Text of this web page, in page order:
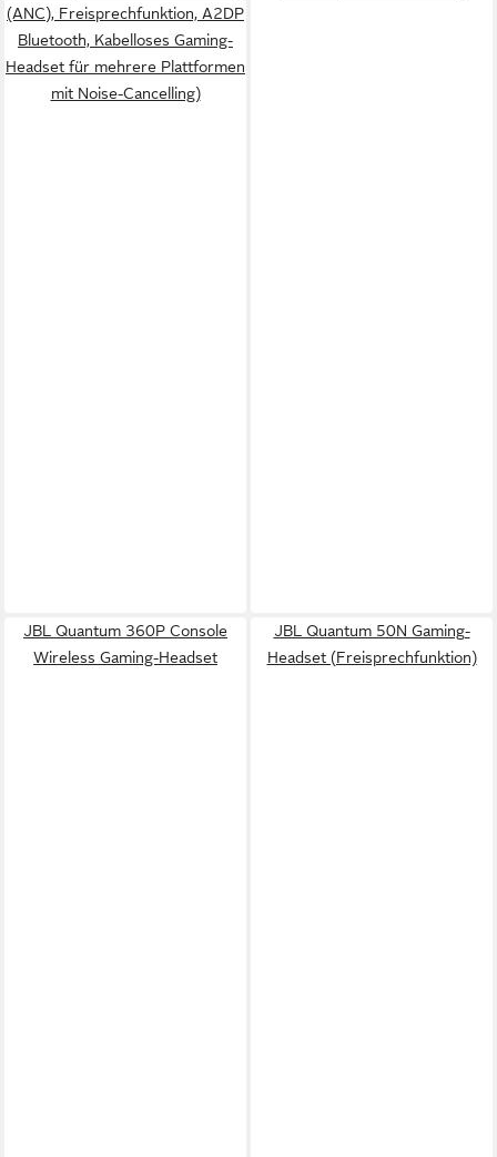
(ANC), Freisprechfunktion, A2DP
Bluetooth, Kabelloses Gaming-
Headset für mehrere Plattformen
mit Noise-Cancelling)
JBL Quantum 360P Console
Wireless Gaming-Headset
JBL Quantum 50N Gaming-
Headset (Freisprechfunktion)